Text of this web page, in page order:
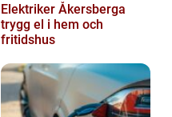
Elektriker Åkersberga
trygg el i hem och
fritidshus